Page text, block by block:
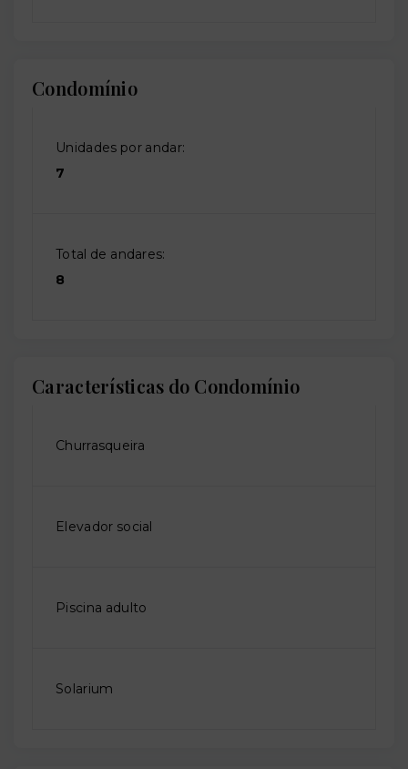
Condomínio
Unidades por andar:
7
Total de andares:
8
Características do Condomínio
Churrasqueira
Elevador social
Piscina adulto
Solarium